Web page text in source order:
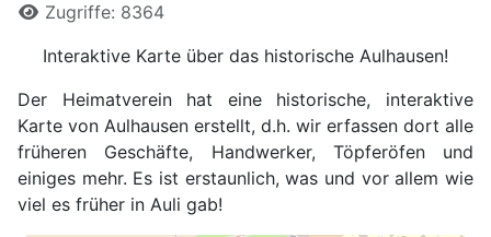
Zugriffe: 8364
Interaktive Karte über das historische Aulhausen!
Der Heimatverein hat eine historische, interaktive
Karte von Aulhausen erstellt, d.h. wir erfassen dort alle
früheren Geschäfte, Handwerker, Töpferöfen und
einiges mehr. Es ist erstaunlich, was und vor allem wie
viel es früher in Auli gab!